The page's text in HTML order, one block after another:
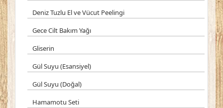
Deniz Tuzlu El ve Vücut Peelingi
Gece Cilt Bakım Yağı
Gliserin
Gül Suyu (Esansiyel)
Gül Suyu (Doğal)
Hamamotu Seti